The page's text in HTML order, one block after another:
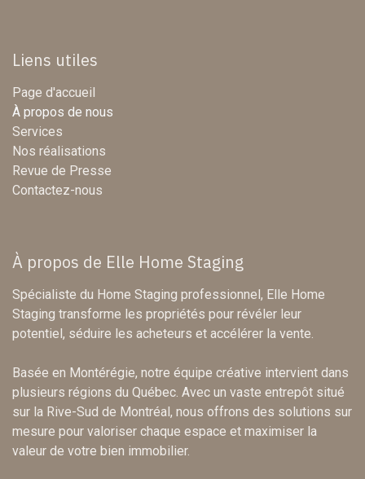
Liens utiles
Page d'accueil
À propos de nous
Services
Nos réalisations
Revue de Presse
Contactez-nous
À propos de Elle Home Staging
Spécialiste du Home Staging professionnel, Elle Home
Staging transforme les propriétés pour révéler leur
potentiel, séduire les acheteurs et accélérer la vente.
Basée en Montérégie, notre équipe créative intervient dans
plusieurs régions du Québec. Avec un vaste entrepôt situé
sur la Rive-Sud de Montréal, nous offrons des solutions sur
mesure pour valoriser chaque espace et maximiser la
valeur de votre bien immobilier.